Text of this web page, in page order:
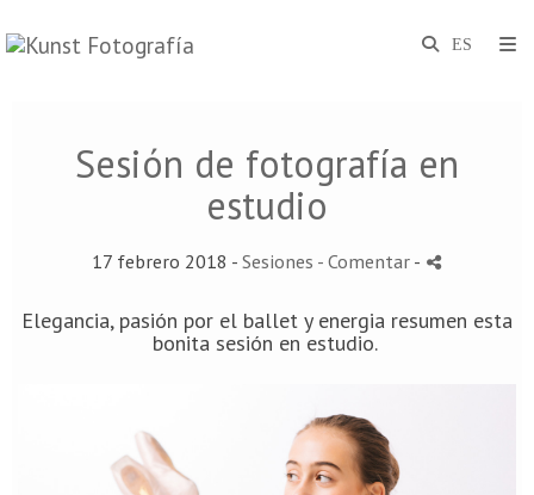
Sesión de fotografía en
estudio
17 febrero 2018 - Sesiones - Comentar -
Elegancia, pasión por el ballet y energia resumen esta
bonita sesión en estudio.